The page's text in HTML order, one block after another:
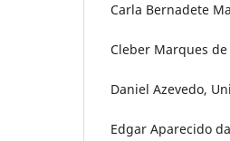
Carla Bernadete
Cleber Marques de
Daniel Azevedo,
Edgar Aparecido